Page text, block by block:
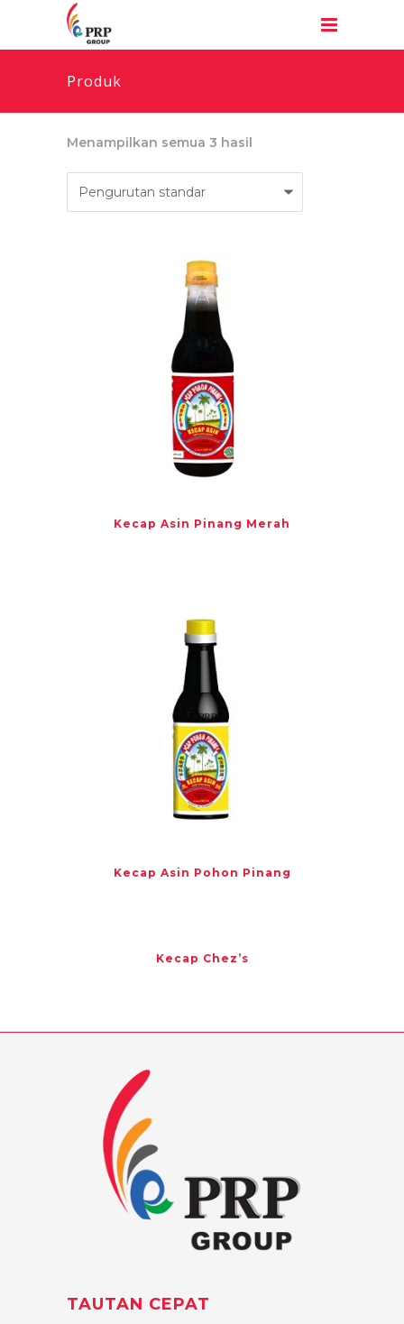
Produk
Menampilkan semua 3 hasil
Kecap Asin Pinang Merah
Kecap Asin Pohon Pinang
Kecap Chez’s
TAUTAN CEPAT